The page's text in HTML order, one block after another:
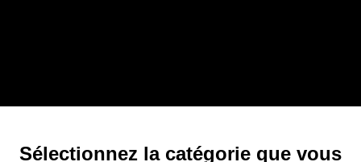
Sélectionnez la catégorie que vous